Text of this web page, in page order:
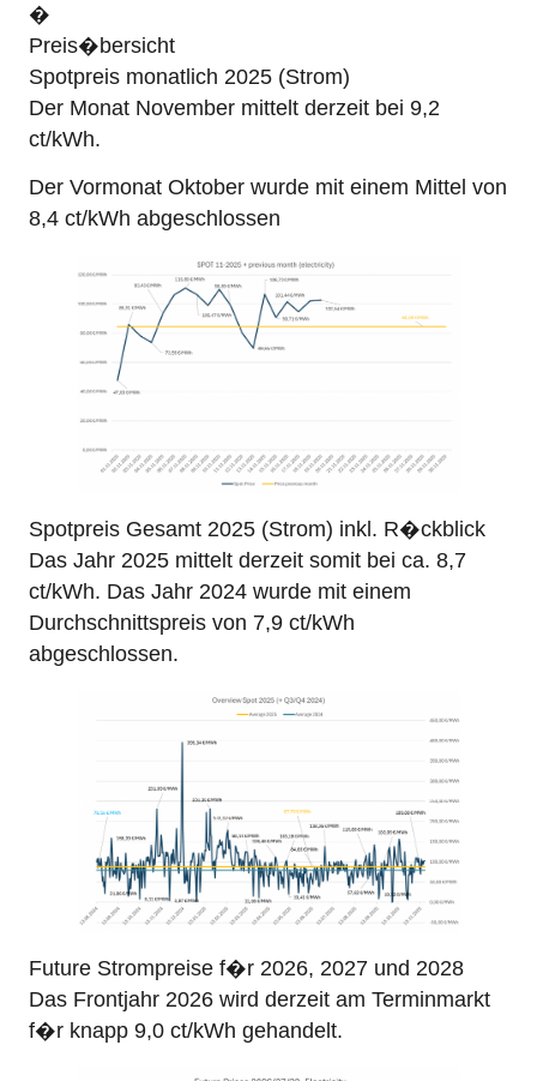
�
Preis�bersicht
Spotpreis monatlich 2025 (Strom)
Der Monat November mittelt derzeit bei 9,2
ct/kWh.
Der Vormonat Oktober wurde mit einem Mittel von
8,4 ct/kWh abgeschlossen
Spotpreis Gesamt 2025 (Strom) inkl. R�ckblick
Das Jahr 2025 mittelt derzeit somit bei ca. 8,7
ct/kWh. Das Jahr 2024 wurde mit einem
Durchschnittspreis von 7,9 ct/kWh
abgeschlossen.
Future Strompreise f�r 2026, 2027 und 2028
Das Frontjahr 2026 wird derzeit am Terminmarkt
f�r knapp 9,0 ct/kWh gehandelt.